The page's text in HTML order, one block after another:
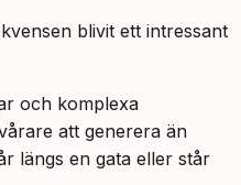
blivit ett intressant
och komplexa
att generera än
längs en gata eller står